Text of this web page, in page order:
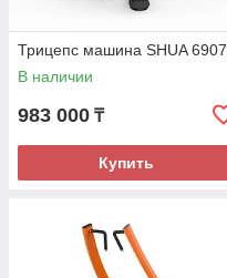
Трицепс машина SHUA 6907
В наличии
983 000 ₸
Купить